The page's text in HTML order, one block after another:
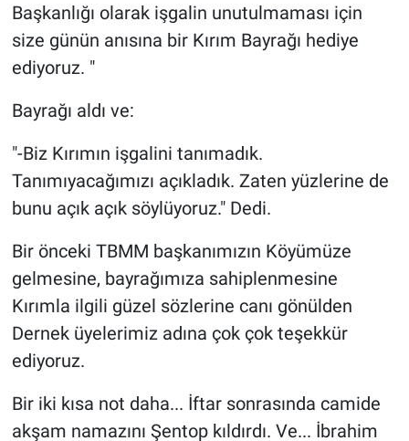
Başkanlığı olarak işgalin unutulmaması için
size günün anısına bir Kırım Bayrağı hediye
ediyoruz. "
Bayrağı aldı ve:
"-Biz Kırımın işgalini tanımadık.
Tanımıyacağımızı açıkladık. Zaten yüzlerine de
bunu açık açık söylüyoruz." Dedi.
Bir önceki TBMM başkanımızın Köyümüze
gelmesine, bayrağımıza sahiplenmesine
Kırımla ilgili güzel sözlerine canı gönülden
Dernek üyelerimiz adına çok çok teşekkür
ediyoruz.
Bir iki kısa not daha... İftar sonrasında camide
akşam namazını Şentop kıldırdı. Ve... İbrahim